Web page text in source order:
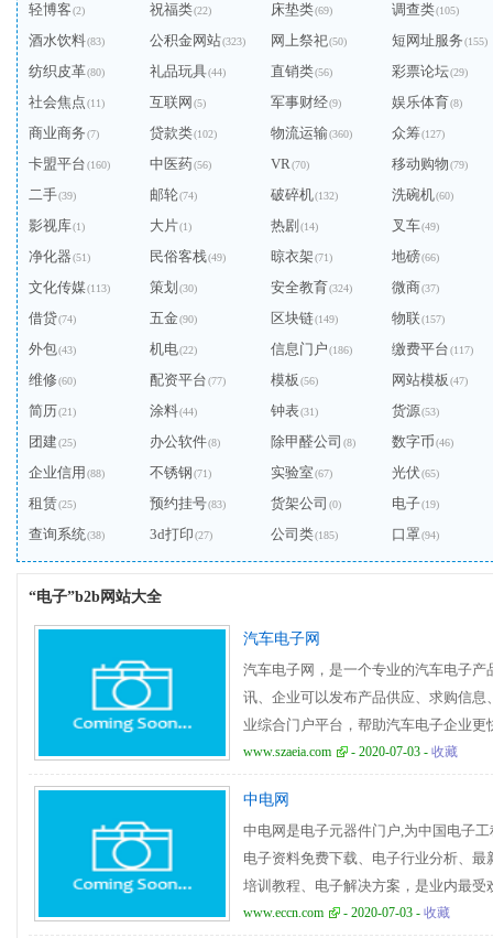
轻博客(2) 祝福类(22) 床垫类(69) 调查类(105)
酒水饮料(83) 公积金网站(323) 网上祭祀(50) 短网址服务(155)
纺织皮革(80) 礼品玩具(44) 直销类(56) 彩票论坛(29)
社会焦点(11) 互联网 (5) 军事财经(9) 娱乐体育(8)
商业商务(7) 贷款类(102) 物流运输(360) 众筹(127)
卡盟平台(160) 中医药(56) VR(70) 移动购物(79)
二手(39) 邮轮(74) 破碎机(132) 洗碗机(60)
影视库(1) 大片(1) 热剧 (14) 叉车(49)
净化器(51) 民俗客栈(49) 晾衣架(71) 地磅(66)
文化传媒(113) 策划 (30) 安全教育(324) 微商(37)
借贷(74) 五金(90) 区块链(149) 物联(157)
外包(43) 机电(22) 信息门户(186) 缴费平台(117)
维修(60) 配资平台(77) 模板(56) 网站模板(47)
简历(21) 涂料(44) 钟表(31) 货源(53)
团建(25) 办公软件(8) 除甲醛公司 (8) 数字币(46)
企业信用 (88) 不锈钢(71) 实验室(67) 光伏(65)
租赁(25) 预约挂号(83) 货架公司 (0) 电子(19)
查询系统(38) 3d打印(27) 公司类(185) 口罩(94)
“电子”b2b网站大全
汽车电子网
汽车电子网，是一个专业的汽车电子
讯、企业可以发布产品供应、求购信
业综合门户平台，帮助汽车电子企业更
www.szaeia.com - 2020-07-03 - 收藏
中电网
中电网是电子元器件门户,为中国电子
电子资料免费下载、电子行业分析、
培训教程、电子解决方案，是业内最受
www.eccn.com - 2020-07-03 - 收藏